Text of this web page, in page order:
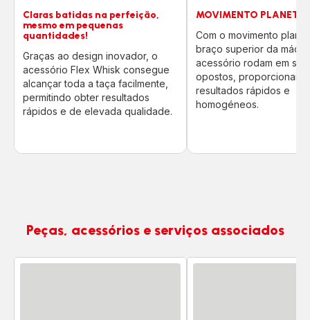
Claras batidas na perfeição,
mesmo em pequenas
quantidades!
Graças ao design inovador, o
acessório Flex Whisk consegue
alcançar toda a taça facilmente,
permitindo obter resultados
rápidos e de elevada qualidade.
MOVIMENTO
Com o movimento
braço superior da
acessório rodam em
opostos,
resultados rápidos e
homogéneos.
Peças, acessórios e serviços associados